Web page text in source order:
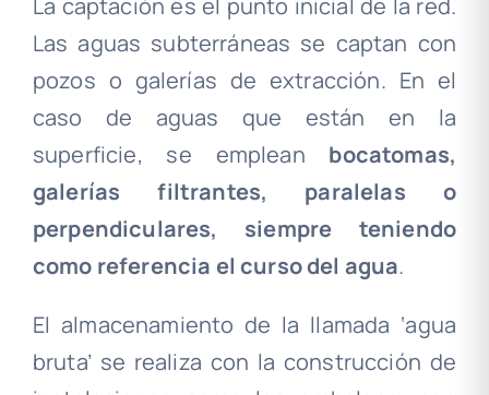
La captación es el punto inicial de la red.
Las aguas subterráneas se captan con
pozos o galerías de extracción. En el
caso de aguas que están en la
superficie, se emplean bocatomas,
galerías filtrantes, paralelas o
perpendiculares, siempre teniendo
como referencia el curso del agua.
El almacenamiento de la llamada ‘agua
bruta’ se realiza con la construcción de